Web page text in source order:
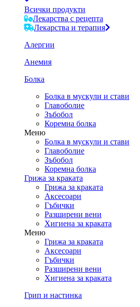
Всички продукти
Лекарства с рецепта
Лекарства и терапия
Алергии
Анемия
Болка
Болка в мускули и стави
Главоболие
Зъбобол
Коремна болка
Меню
Болка в мускули и стави
Главоболие
Зъбобол
Коремна болка
Грижа за краката
Грижа за краката
Аксесоари
Гъбички
Разширени вени
Хигиена за краката
Меню
Грижа за краката
Аксесоари
Гъбички
Разширени вени
Хигиена за краката
Грип и настинка